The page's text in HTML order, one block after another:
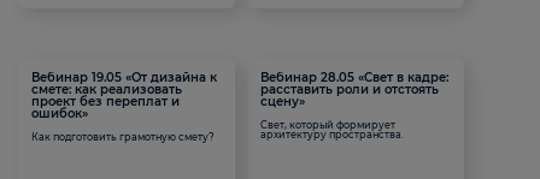
Вебинар 19.05 «От дизайна к
смете: как реализовать
проект без переплат и
ошибок»
Как подготовить грамотную смету?
Вебинар 28.05 «Свет в кадре:
расставить роли и отстоять
сцену»
Свет, который формирует
архитектуру пространства.